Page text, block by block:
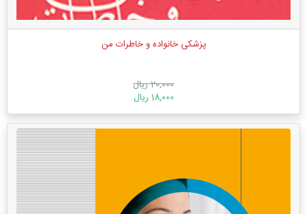
پزشکی خانواده و خاطرات من
20,000 ریال
18,000 ریال